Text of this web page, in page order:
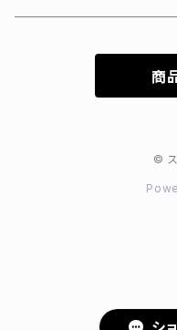
カラーフレーム3Hガラスシ
商
©